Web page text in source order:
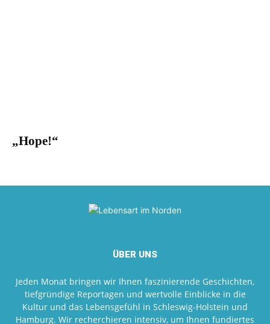
„Hope!“
ÜBER UNS
Jeden Monat bringen wir Ihnen faszinierende Geschichten,
tiefgründige Reportagen und wertvolle Einblicke in die
Kultur und das Lebensgefühl in Schleswig-Holstein und
Hamburg. Wir recherchieren intensiv, um Ihnen fundiertes